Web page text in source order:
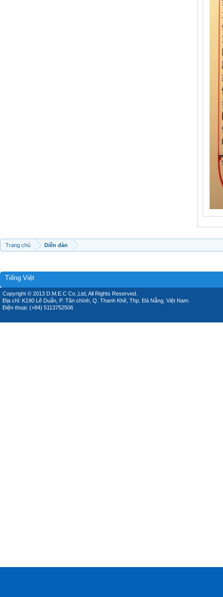
Trang chủ Diễn đàn
Tiếng Việt
Copyright © 2013 D.M.E.C Co.,Ltd, All Rights Reserved.
Địa chỉ: K190 Lê Duẩn, P. Tân chính, Q. Thanh Khê, Thp. Đà Nẵng, Việt Nam.
Điện thoại: (+84) 5113752506